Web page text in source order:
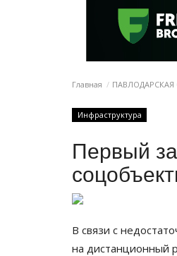
Главная ПАВЛОДАРСКАЯ
Инфраструктура
Первый
В связи с
на дистанционный